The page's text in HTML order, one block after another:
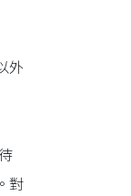
外
對